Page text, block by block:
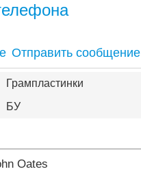
Отправить сообщение
Грампластинки
БУ
Oates